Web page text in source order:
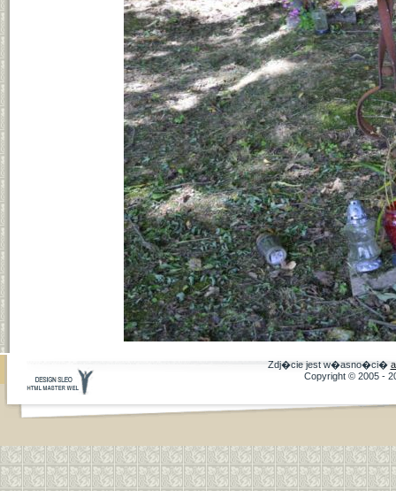
Zdj�cie jest w�asno�ci�
Copyright © 2005 -